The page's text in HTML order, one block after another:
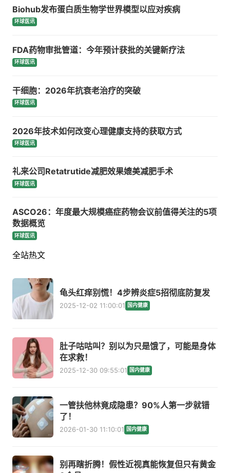
Biohub发布蛋白质生物学世界模型以应对疾病
环球医讯
FDA药物审批管道：今年预计获批的关键新疗法
环球医讯
干细胞：2026年抗衰老治疗的突破
环球医讯
2026年技术如何改变心理健康支持的获取方式
环球医讯
礼来公司Retatrutide减肥效果媲美减肥手术
环球医讯
ASCO26：年度最大规模癌症药物会议前值得关注的5项
数据概览
环球医讯
全站热文
龟头红痒别慌！4步辨炎症5招彻底防复发
2025-12-02 11:00:01 国内健康
肚子咕咕叫？别以为只是饿了，可能是身体
在求救！
2025-12-30 09:55:01 国内健康
一管扶他林竟成隐患？90%人第一步就错
了！
2026-01-30 11:10:01 国内健康
别再瞎折腾！假性近视真能恢复但只有黄金